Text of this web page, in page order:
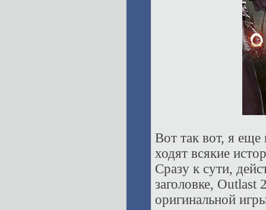
Вот так вот, я
ходят всякие
Сразу к сути,
заголовке, Outlast
оригинальной